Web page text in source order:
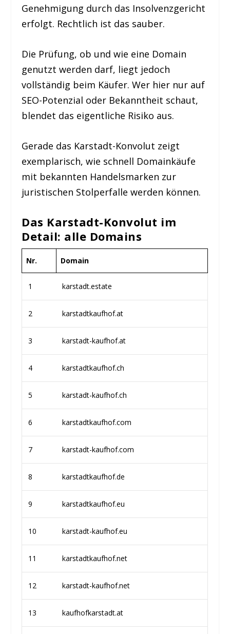
Genehmigung durch das Insolvenzgericht
erfolgt. Rechtlich ist das sauber.
Die Prüfung, ob und wie eine Domain
genutzt werden darf, liegt jedoch
vollständig beim Käufer. Wer hier nur auf
SEO-Potenzial oder Bekanntheit schaut,
blendet das eigentliche Risiko aus.
Gerade das Karstadt-Konvolut zeigt
exemplarisch, wie schnell Domainkäufe
mit bekannten Handelsmarken zur
juristischen Stolperfalle werden können.
Das Karstadt-Konvolut im
Detail: alle Domains
Nr. Domain
1 karstadt.estate
2 karstadtkaufhof.at
3 karstadt-kaufhof.at
4 karstadtkaufhof.ch
5 karstadt-kaufhof.ch
6 karstadtkaufhof.com
7 karstadt-kaufhof.com
8 karstadtkaufhof.de
9 karstadtkaufhof.eu
10 karstadt-kaufhof.eu
11 karstadtkaufhof.net
12 karstadt-kaufhof.net
13 kaufhofkarstadt.at